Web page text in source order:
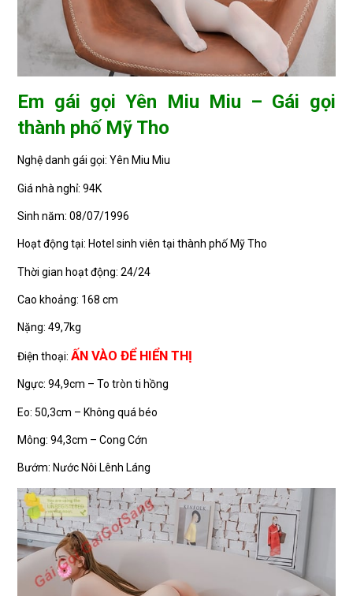
Em gái gọi Yên Miu Miu – Gái gọi
thành phố Mỹ Tho
Nghệ danh gái gọi: Yên Miu Miu
Giá nhà nghỉ: 94K
Sinh năm: 08/07/1996
Hoạt động tại: Hotel sinh viên tại thành phố Mỹ Tho
Thời gian hoạt động: 24/24
Cao khoảng: 168 cm
Nặng: 49,7kg
Điện thoại:ẤN VÀO ĐỂ HIỂN THỊ
Ngực: 94,9cm – To tròn ti hồng
Eo: 50,3cm – Không quá béo
Mông: 94,3cm – Cong Cớn
Bướm: Nước Nôi Lênh Láng